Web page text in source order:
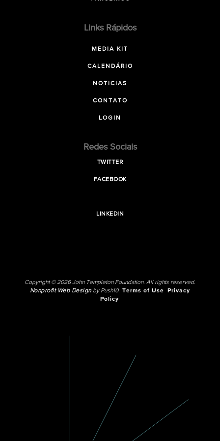
Links Rápidos
MEDIA KIT
CALENDÁRIO
NOTICIAS
CONTATO
LOGIN
Redes Sociais
TWITTER
FACEBOOK
LINKEDIN
Copyright © 2026 John Templeton Foundation. All rights reserved.
Nonprofit Web Designby Push10. Terms of Use
Privacy
Policy